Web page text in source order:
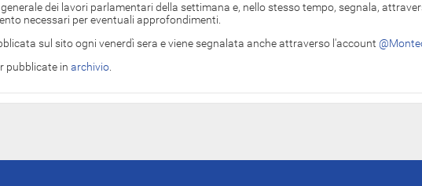
dei lavori parlamentari della settimana e, nello stesso tempo, segnala,
necessari per eventuali approfondimenti.
sul sito ogni venerdì sera e viene segnalata anche attraverso l'account
pubblicate in archivio